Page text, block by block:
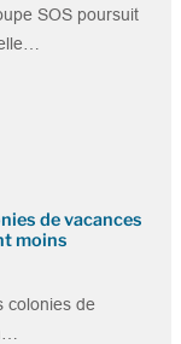
SOS poursuit
de vacances
moins
colonies de